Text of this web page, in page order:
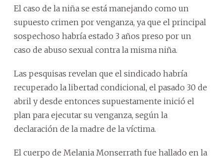
El caso de la niña se está manejando como un
supuesto crimen por venganza, ya que el principal
sospechoso habría estado 3 años preso por un
caso de abuso sexual contra la misma niña.
Las pesquisas revelan que el sindicado habría
recuperado la libertad condicional, el pasado 30 de
abril y desde entonces supuestamente inició el
plan para ejecutar su venganza, según la
declaración de la madre de la víctima.
El cuerpo de Melania Monserrath fue hallado en la